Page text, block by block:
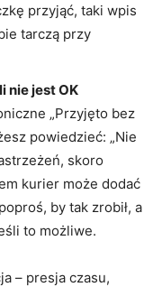
przyjąć, taki wpis
tarczą przy
nie jest OK
„Przyjęto bez
powiedzieć: „Nie
skoro
kurier może dodać
by tak zrobił, a
to możliwe.
– presja czasu,